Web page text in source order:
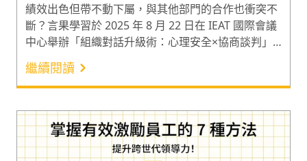
績效出色但帶不動下屬，與其他部門的合作也衝突不
斷？言果學習於 2025 年 8 月 22 日在 IEAT 國際會議
中心舉辦「組織對話升級術：心理安全×協商談判」
人資體驗班，邀請人才發展教練「洪淑姮
（Sharon）」與法律暨談判專家「無糖律師」，帶
領人資夥伴透過人格特質的分類認識自我與溝通對
象，搭配具體的對話策略，解鎖提升職場溝通與合作
效率的深層密碼。
繼續閱讀